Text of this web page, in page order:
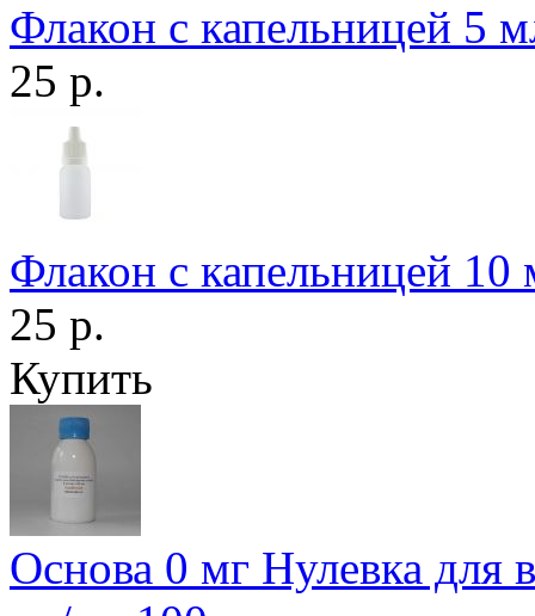
Флакон с капельницей 5
25 р.
Флакон с капельницей
25 р.
Купить
Основа 0 мг Нулевка для